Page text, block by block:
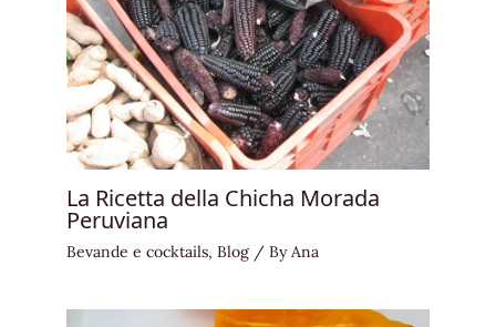
La Ricetta della Chicha Morada
Peruviana
Bevande e cocktails, Blog / By Ana